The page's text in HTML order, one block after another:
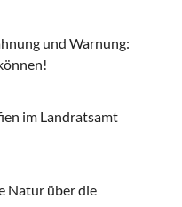
und Warnung:
im Landratsamt
Natur über die